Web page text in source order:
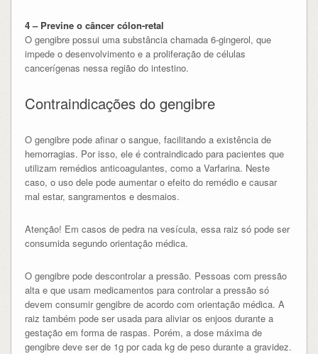
4 – Previne o câncer cólon-retal
O gengibre possui uma substância chamada 6-gingerol, que
impede o desenvolvimento e a proliferação de células
cancerígenas nessa região do intestino.
Contraindicações do gengibre
O gengibre pode afinar o sangue, facilitando a existência de
hemorragias. Por isso, ele é contraindicado para pacientes que
utilizam remédios anticoagulantes, como a Varfarina. Neste
caso, o uso dele pode aumentar o efeito do remédio e causar
mal estar, sangramentos e desmaios.
Atenção! Em casos de pedra na vesícula, essa raiz só pode ser
consumida segundo orientação médica.
O gengibre pode descontrolar a pressão. Pessoas com pressão
alta e que usam medicamentos para controlar a pressão só
devem consumir gengibre de acordo com orientação médica. A
raiz também pode ser usada para aliviar os enjoos durante a
gestação em forma de raspas. Porém, a dose máxima de
gengibre deve ser de 1g por cada kg de peso durante a gravidez.